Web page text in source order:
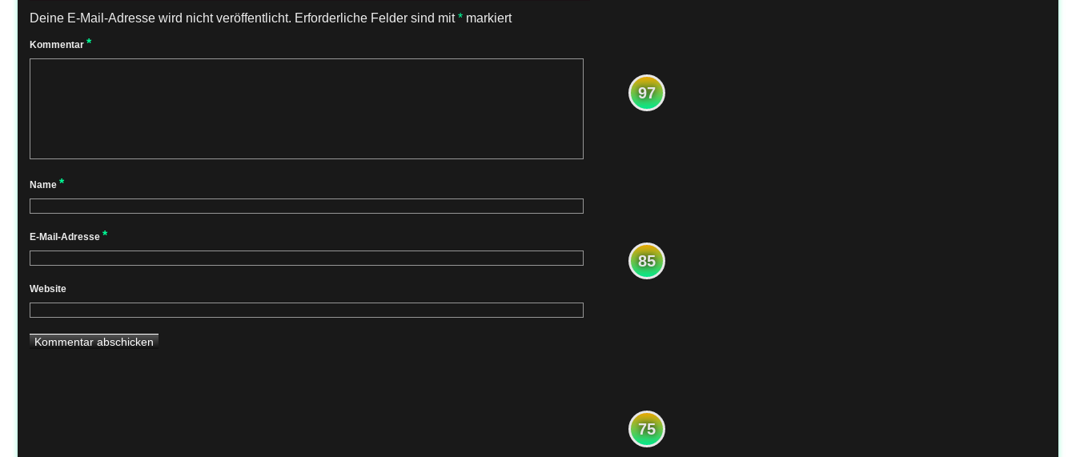
Deine E-Mail-Adresse wird nicht veröffentlicht. Erforderliche Felder sind mit* markiert
Kommentar *
Name *
E-Mail-Adresse *
Website
97
85
75